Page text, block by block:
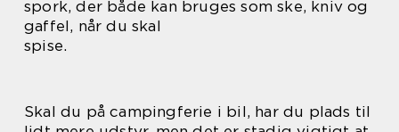
spork, der både kan bruges som ske, kniv og
gaffel, når du skal
spise.
Skal du på campingferie i bil, har du plads til